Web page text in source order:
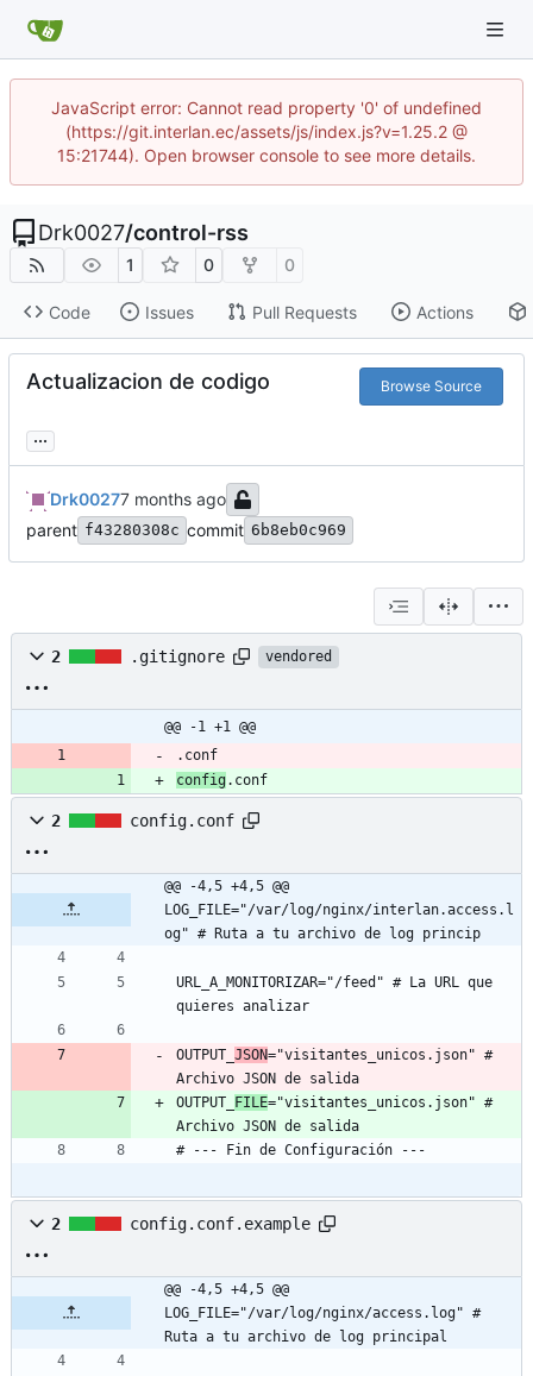
JavaScript error: Cannot read property '0' of undefined
(https://git.interlan.ec/assets/js/index.js?v=1.25.2 @
15:21744). Open browser console to see more details.
Drk0027/control-rss
1 0 0
Code Issues Pull Requests Actions
Actualizacion de codigo Browse Source
...
Drk0027
parent f43280308c commit 6b8eb0c969
2 .gitignore vendored
@@ -1 +1 @@
.conf
config.conf
2 config.conf
@@ -4,5 +4,5 @@
LOG_FILE="/var/log/nginx/interlan.access.l
og" # Ruta a tu archivo de log princip
URL_A_MONITORIZAR="/feed" # La URL que
quieres analizar
OUTPUT_ JSON="visitantes_unicos.json" #
Archivo JSON de salida
OUTPUT_
FILE="visitantes_unicos.json" #
Archivo JSON de salida
# --- Fin de Configuración ---
2 config.conf.example
@@ -4,5 +4,5 @@
LOG_FILE="/var/log/nginx/access.log" #
Ruta a tu archivo de log principal